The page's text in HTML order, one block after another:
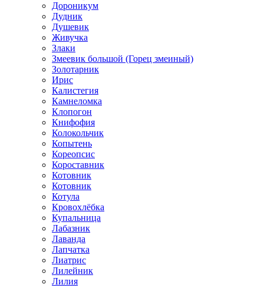
Дороникум
Дудник
Душевик
Живучка
Злаки
Змеевик большой (Горец змеиный)
Золотарник
Ирис
Калистегия
Камнеломка
Клопогон
Книфофия
Колокольчик
Копытень
Кореопсис
Короставник
Котовник
Котовник
Котула
Кровохлёбка
Купальница
Лабазник
Лаванда
Лапчатка
Лиатрис
Лилейник
Лилия